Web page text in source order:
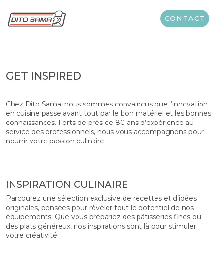
CONTACT
Dito Sama
GET INSPIRED
Chez Dito Sama, nous sommes convaincus que l’innovation
en cuisine passe avant tout par le bon matériel et les bonnes
connaissances. Forts de près de 80 ans d’expérience au
service des professionnels, nous vous accompagnons pour
nourrir votre passion culinaire.
INSPIRATION CULINAIRE
Parcourez une sélection exclusive de recettes et d’idées
originales, pensées pour révéler tout le potentiel de nos
équipements. Que vous prépariez des pâtisseries fines ou
des plats généreux, nos inspirations sont là pour stimuler
votre créativité.